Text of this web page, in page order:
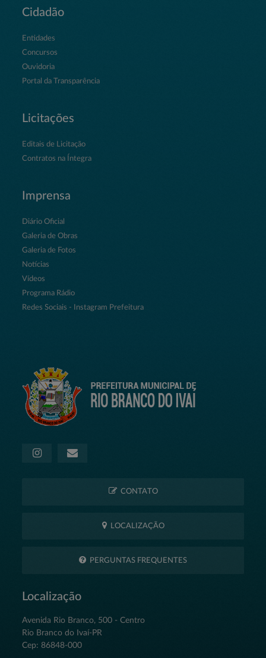
Cidadão
Entidades
Concursos
Ouvidoria
Portal da Transparência
Licitações
Editais de Licitação
Contratos na Íntegra
Imprensa
Diário Oficial
Galeria de Obras
Galeria de Fotos
Notícias
Vídeos
Programa Rádio
Redes Sociais - Instagram Prefeitura
CONTATO
LOCALIZAÇÃO
PERGUNTAS FREQUENTES
Localização
Avenida Rio Branco, 500 - Centro
Rio Branco do Ivaí-PR
Cep: 86848-000